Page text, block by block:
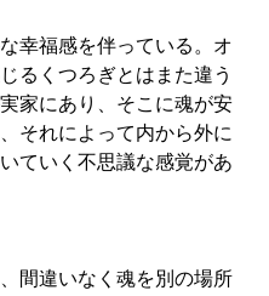
幸福感を伴っている。オ
るくつろぎとはまた違う
家にあり、そこに魂が安
それによって内から外に
ていく不思議な感覚があ
間違いなく魂を別の場所